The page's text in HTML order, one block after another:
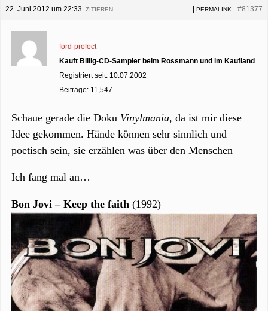
22. Juni 2012 um 22:33 #81377
PERMALINK
ZITIEREN
ford-prefect
Kauft Billig-CD-Sampler beim Rossmann und im Kaufland
Registriert seit: 10.07.2002
Beiträge: 11,547
Schaue gerade die Doku Vinylmania, da ist mir diese
Idee gekommen. Hände können sehr sinnlich und
poetisch sein, sie erzählen was über den Menschen
Ich fang mal an…
Bon Jovi – Keep the faith (1992)